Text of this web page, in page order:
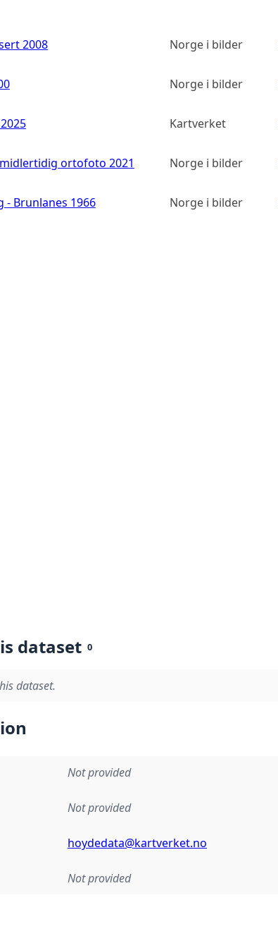
2008 Norge i bilder
Norge i bilder
Kartverket
ortofoto 2021 Norge i bilder
- Brunlanes 1966 Norge i bilder
dataset 0
dataset.
Not provided
Not provided
hoydedata@kartverket.no
Not provided